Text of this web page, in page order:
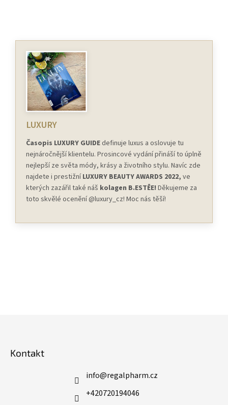
LUXURY
Časopis LUXURY GUIDEdefinuje luxus a oslovuje tu
nejnáročnější klientelu. Prosincové vydání přináší to úplně
nejlepší ze světa módy, krásy a životního stylu. Navíc zde
najdete i prestižníLUXURY BEAUTY AWARDS 2022, ve
kterých zazářil také náš kolagen B.ESTĒE! Děkujeme za
toto skvělé ocenění @luxury_cz! Moc nás těší!
Kontakt
info@regalpharm.cz
+420720194046